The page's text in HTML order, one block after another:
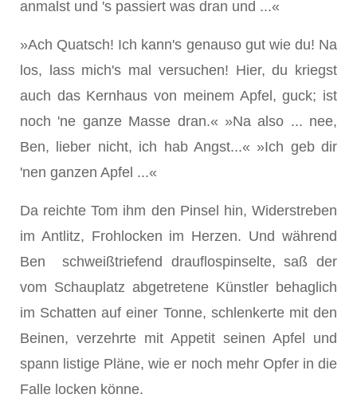
anmalst und 's passiert was dran und ...«
»Ach Quatsch! Ich kann's genauso gut wie du! Na
los, lass mich's mal versuchen! Hier, du kriegst
auch das Kern­haus von meinem Apfel, guck; ist
noch 'ne ganze Masse dran.« »Na also ... nee,
Ben, lieber nicht, ich hab Angst...« »Ich geb dir
'nen ganzen Apfel ...«
Da reichte Tom ihm den Pinsel hin, Widerstreben
im Antlitz, Frohlocken im Herzen. Und während
Ben schweißtrie­fend drauflospinselte, saß der
vom Schauplatz abgetretene Künstler behaglich
im Schatten auf einer Tonne, schlen­kerte mit den
Beinen, verzehrte mit Appetit seinen Apfel und
spann listige Pläne, wie er noch mehr Opfer in die
Falle locken könne.